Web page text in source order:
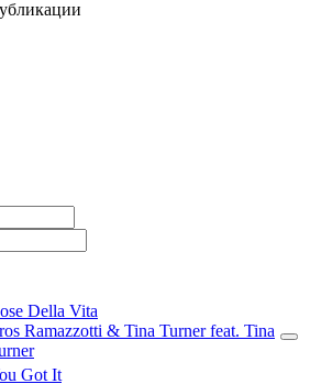
Della Vita
Ramazzotti & Tina Turner feat. Tina
Got It